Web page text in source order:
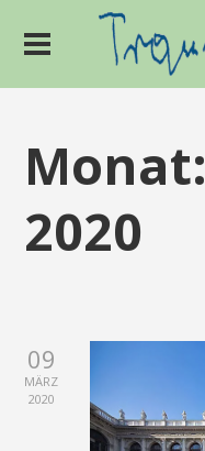
Monat:
2020
09
MÄRZ
2020